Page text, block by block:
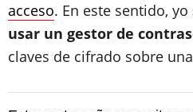
acceso. En este sentido, yo
usar un gestor de
claves de cifrado sobre